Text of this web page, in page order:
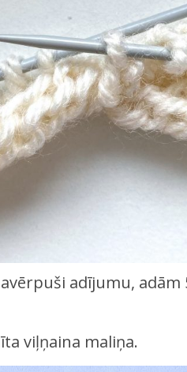
adījumu,
viļņaina maliņa.